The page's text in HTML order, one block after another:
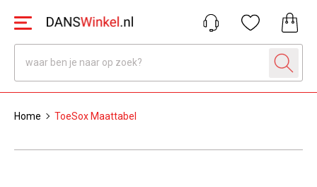
Home ToeSox Maattabel